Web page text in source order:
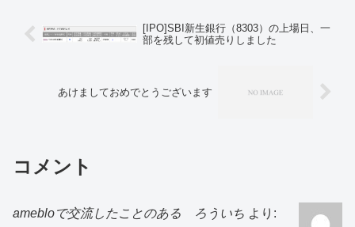
[IPO]SBI新生銀行（8303）の上場日、一
部を残して初値売りしました
あけましておめでとうございます
コメント
amebloで交流したことのある ろういち より: